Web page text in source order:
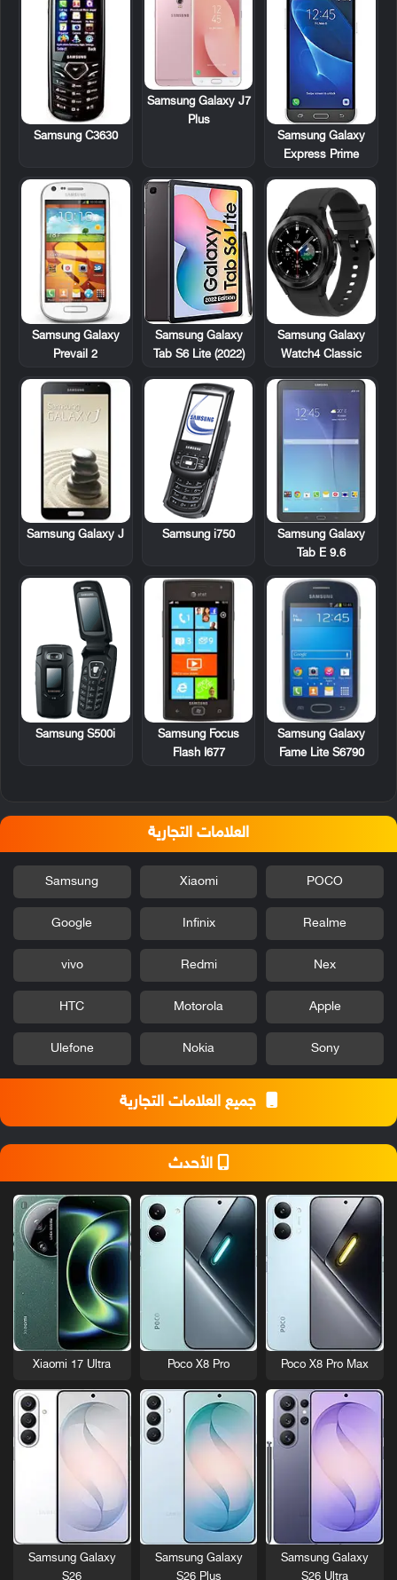
Samsung Galaxy
Express Prime
Samsung Galaxy J7
Plus
Samsung C3630
Samsung Galaxy
Watch4 Classic
Samsung Galaxy
Tab S6 Lite (2022)
Samsung Galaxy
Prevail 2
Samsung Galaxy
Tab E 9.6
Samsung i750
Samsung Galaxy J
Samsung Galaxy
Fame Lite S6790
Samsung Focus
Flash I677
Samsung S500i
العلامات التجارية
POCO
Xiaomi
Samsung
Realme
Infinix
Google
Nex
Redmi
vivo
Apple
Motorola
HTC
Sony
Nokia
Ulefone
جميع العلامات التجارية
الأحدث
Poco X8 Pro Max
Poco X8 Pro
Xiaomi 17 Ultra
Samsung Galaxy
Samsung Galaxy
Samsung Galaxy